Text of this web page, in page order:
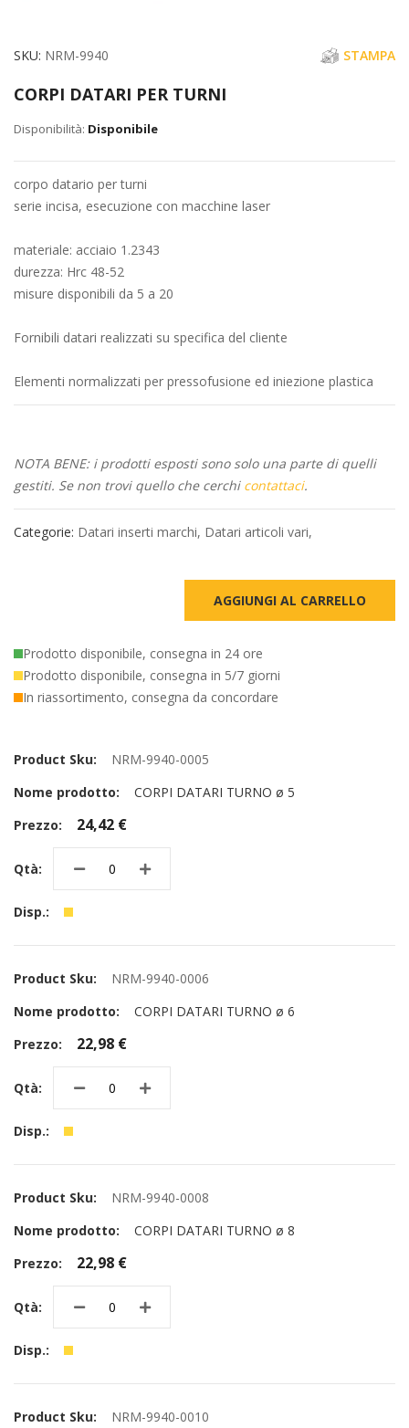
Vai
della
immagini
SKU NRM-9940 STAMPA
CORPI DATARI PER TURNI
Disponibile
corpo datario per turni
serie incisa, esecuzione con macchine laser
materiale: acciaio 1.2343
durezza: Hrc 48-52
misure disponibili da 5 a 20
Fornibili datari realizzati su specifica del cliente
Elementi normalizzati per pressofusione ed iniezione plastica
NOTA BENE: i prodotti esposti sono solo una parte di quelli
gestiti. Se non trovi quello che cerchi contattaci.
Categorie: Datari inserti marchi, Datari articoli vari,
AGGIUNGI AL CARRELLO
Prodotto disponibile, consegna in 24 ore
Prodotto disponibile, consegna in 5/7 giorni
In riassortimento, consegna da concordare
prodotti
NRM-9940-0005
CORPI DATARI TURNO ø 5
24,42 €
NRM-9940-0006
CORPI DATARI TURNO ø 6
22,98 €
NRM-9940-0008
CORPI DATARI TURNO ø 8
22,98 €
NRM-9940-0010